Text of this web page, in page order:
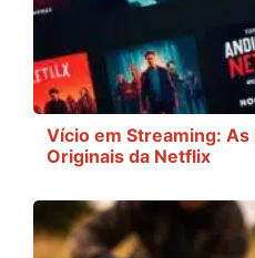
Vício em Streaming:
Originais da Netflix